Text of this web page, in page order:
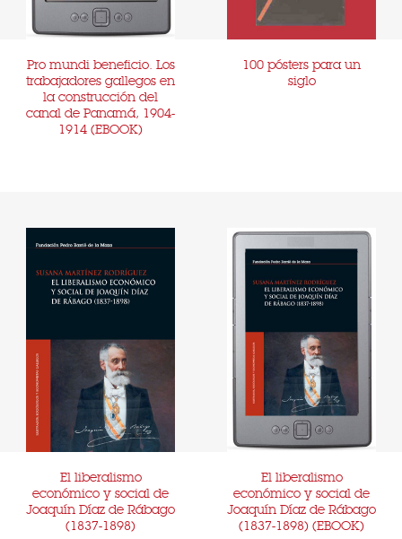
Pro mundi beneficio. Los
trabajadores gallegos en
la construcción del
canal de Panamá, 1904-
1914 (EBOOK)
100 pósters para un
siglo
El liberalismo
económico y social de
Joaquín Díaz de Rábago
(1837-1898)
El liberalismo
económico y social de
Joaquín Díaz de Rábago
(1837-1898) (EBOOK)